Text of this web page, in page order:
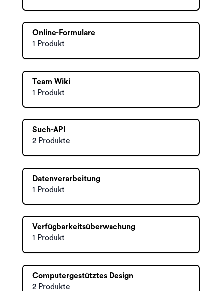
Online-Formulare
1 Produkt
Team Wiki
1 Produkt
Such-API
2 Produkte
Datenverarbeitung
1 Produkt
Verfügbarkeitsüberwachung
1 Produkt
Computergestütztes Design
2 Produkte